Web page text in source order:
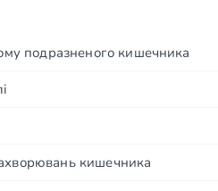
подразненого кишечника
кишечника